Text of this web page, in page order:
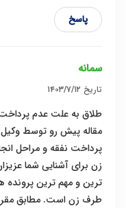
پاسخ
سمانه
تاریخ ۱۴۰۳/۷/۱۲
طلاق به علت عدم
مقاله پیش رو توسط
پرداخت نفقه و مراحل
زن برای آشنایی شما
ترین و مهم ترین پرونده
طرف زن است. مطابق